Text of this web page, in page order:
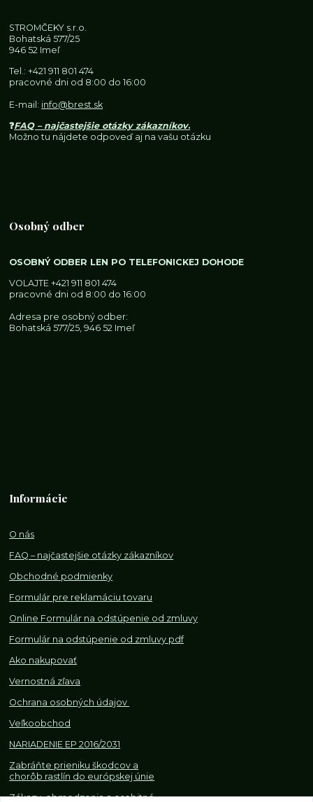
STROMČEKY s.r.o.
Bohatská 577/25
946 52 Imeľ
Tel.:+421 911 801 474
pracovné dni od 8:00 do 16:00
E-mail: info@brest.sk
❓FAQ – najčastejšie otázky zákazníkov.
Možno tu nájdete odpoveď aj na vašu otázku
Osobný odber
OSOBNÝ ODBER LEN PO TELEFONICKEJ DOHODE
VOLAJTE+421 911 801 474
pracovné dni od 8:00 do 16:00
Adresa pre osobný odber:
Bohatská 577/25, 946 52 Imeľ
Informácie
O nás
FAQ – najčastejšie otázky zákazníkov
Obchodné podmienky
Formulár pre reklamáciu tovaru
Online Formulár na odstúpenie od zmluvy
Formulár na odstúpenie od zmluvy pdf
Ako nakupovať
Vernostná zľava
Ochrana osobných údajov
Veľkoobchod
NARIADENIE EP 2016/2031
Zabráňte prieniku škodcov a
chorôb rastlín do európskej únie
Zákazy, obmedzenia a osobitné